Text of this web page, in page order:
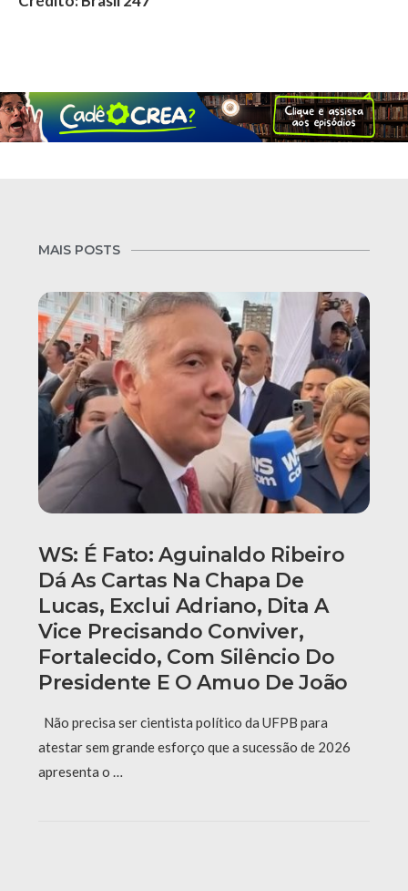
MAIS POSTS
WS: É Fato: Aguinaldo Ribeiro
Dá As Cartas Na Chapa De
Lucas, Exclui Adriano, Dita A
Vice Precisando Conviver,
Fortalecido, Com Silêncio Do
Presidente E O Amuo De João
Não precisa ser cientista político da UFPB para
atestar sem grande esforço que a sucessão de 2026
apresenta o …